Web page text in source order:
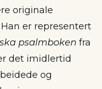
originale
er representert
psalmboken fra
det imidlertid
og